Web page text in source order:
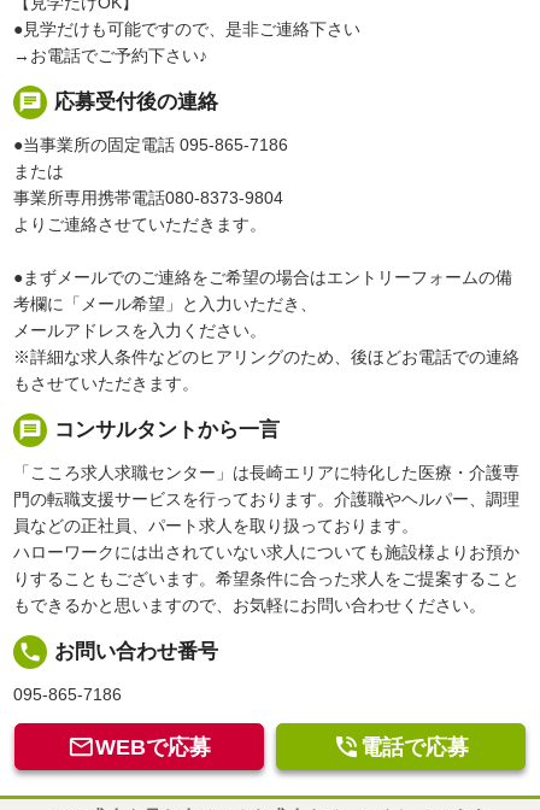
●見学だけも可能ですので、是非ご連絡下さい
→お電話でご予約下さい♪
chat 応募受付後の連絡
●当事業所の固定電話 095-865-7186
または
事業所専用携帯電話080-8373-9804
よりご連絡させていただきます。
●まずメールでのご連絡をご希望の場合はエントリーフォームの備
考欄に「メール希望」と入力いただき、
メールアドレスを入力ください。
※詳細な求人条件などのヒアリングのため、後ほどお電話での連絡
もさせていただきます。
message コンサルタントから一言
「こころ求人求職センター」は長崎エリアに特化した医療・介護専
門の転職支援サービスを行っております。介護職やヘルパー、調理
員などの正社員、パート求人を取り扱っております。
ハローワークには出されていない求人についても施設様よりお預か
りすることもございます。希望条件に合った求人をご提案すること
もできるかと思いますので、お気軽にお問い合わせください。
local_phone お問い合わせ番号
095-865-7186
WEBで応募  電話で応募